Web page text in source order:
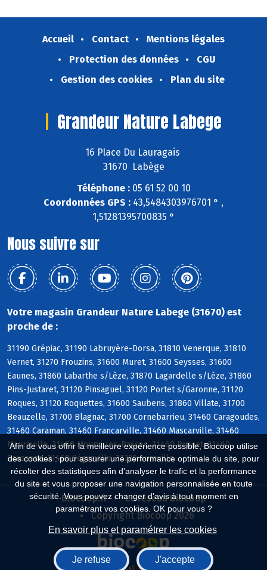
Afin de vous offrir la meilleure expérience possible, Biocoop utilise
des cookies : pour assurer une performance optimale du site, pour
récolter des statistiques afin d'analyser le trafic et la performance
du site et vous proposer une navigation personnalisée en toute
sécurité. Vous pouvez changer d'avis à tout moment en
paramétrant vos cookies. OK pour vous ?
En savoir plus et paramétrer les cookies
Je refuse J'accepte
Accueil Contact
Mentions légales
Protection des données
CGU
Gestion des cookies
Plan du site
Grandeur Nature Labege
16 Place Du Lauragais
31670 Labège
Téléphone :05 61 52 00 10
Coordonnées GPS : 43,5484303976701 ° ,
1,51281395700835 °
Nous suivre sur
Votre magasin Grandeur Nature Labege (31670) est
proche de :
31190 Grépiac, 31190 Labruyère-Dorsa, 31810 Venerque, 31810
Vernet, 31270 Frouzins, 31600 Muret, 31600 Seysses, 31600
Eaunes, 31860 Labarthe s/Lèze, 31870 Lagardelle s/Lèze, 31860
Pins-Justaret, 31120 Pinsaguel, 31120 Portet s/Garonne, 31120
Roques, 31120 Roquettes, 31600 Saubens, 31860 Villate, 31700
Beauzelle, 31700 Blagnac, 31700 Cornebarrieu, 31460 Caragoudes,
31460 Caraman, 31460 Francarville, 31460 Mascarville, 31460
Maureville, 31460 Mourvilles-Basses, 31460 Prunet, 31460
Saussens, 31460 Ségreville, 31320 Aureville
Biocoop.fr
Le réseau Biocoop
Copyright Biocoop 2026